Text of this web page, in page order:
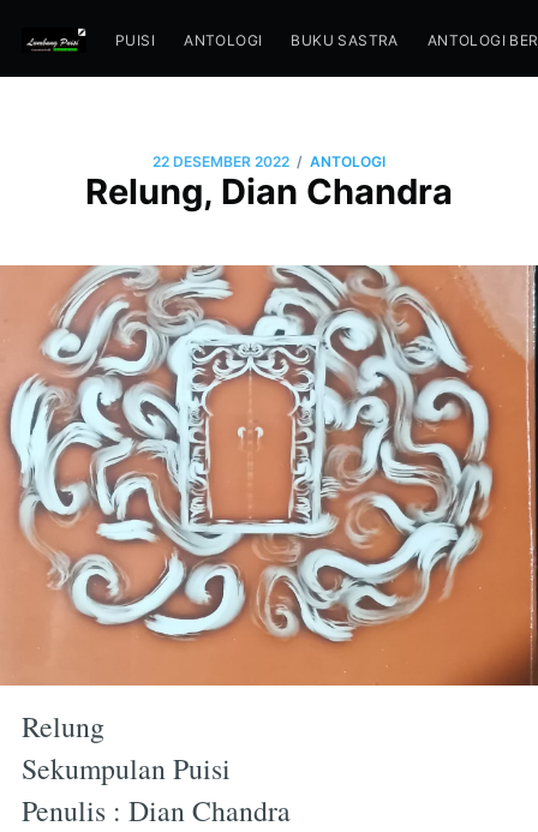
PUISI ANTOLOGI BUKU SASTRA ANTOLOGI
22 DESEMBER 2022 / ANTOLOGI
Relung, Dian Chandra
Relung
Sekumpulan Puisi
Penulis : Dian Chandra